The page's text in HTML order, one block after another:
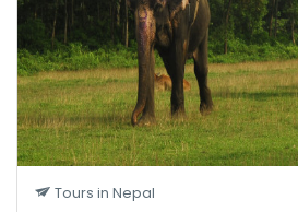
Tours in Nepal